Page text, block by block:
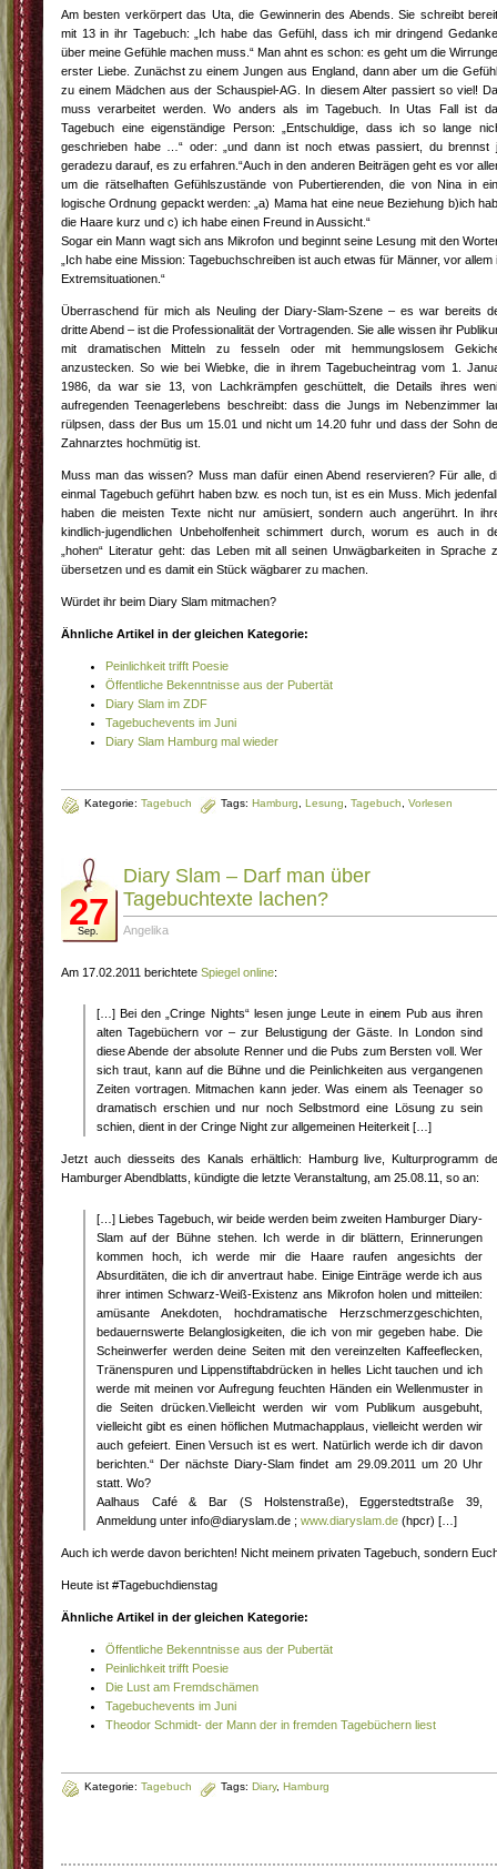
Am besten verkörpert das Uta, die Gewinnerin des Abends. Sie schreibt
mit 13 in ihr Tagebuch: „Ich habe das Gefühl, dass ich mir dringend
über meine Gefühle machen muss.“ Man ahnt es schon: es geht um die
erster Liebe. Zunächst zu einem Jungen aus England, dann aber um die
zu einem Mädchen aus der Schauspiel-AG. In diesem Alter passiert so viel!
muss verarbeitet werden. Wo anders als im Tagebuch. In Utas Fall ist
Tagebuch eine eigenständige Person: „Entschuldige, dass ich so lange
geschrieben habe …“ oder: „und dann ist noch etwas passiert, du brennst
geradezu darauf, es zu erfahren.“Auch in den anderen Beiträgen geht es vor
um die rätselhaften Gefühlszustände von Pubertierenden, die von Nina in
logische Ordnung gepackt werden: „a) Mama hat eine neue Beziehung b)ich
die Haare kurz und c) ich habe einen Freund in Aussicht.“
Sogar ein Mann wagt sich ans Mikrofon und beginnt seine Lesung mit den
„Ich habe eine Mission: Tagebuchschreiben ist auch etwas für Männer, vor allem
Extremsituationen.“
Überraschend für mich als Neuling der Diary-Slam-Szene – es war bereits
dritte Abend – ist die Professionalität der Vortragenden. Sie alle wissen ihr
mit dramatischen Mitteln zu fesseln oder mit hemmungslosem
anzustecken. So wie bei Wiebke, die in ihrem Tagebucheintrag vom 1.
1986, da war sie 13, von Lachkrämpfen geschüttelt, die Details ihres
aufregenden Teenagerlebens beschreibt: dass die Jungs im Nebenzimmer
rülpsen, dass der Bus um 15.01 und nicht um 14.20 fuhr und dass der Sohn
Zahnarztes hochmütig ist.
Muss man das wissen? Muss man dafür einen Abend reservieren? Für alle,
einmal Tagebuch geführt haben bzw. es noch tun, ist es ein Muss. Mich
haben die meisten Texte nicht nur amüsiert, sondern auch angerührt. In
kindlich-jugendlichen Unbeholfenheit schimmert durch, worum es auch in
„hohen“ Literatur geht: das Leben mit all seinen Unwägbarkeiten in Sprache
übersetzen und es damit ein Stück wägbarer zu machen.
Würdet ihr beim Diary Slam mitmachen?
Ähnliche Artikel in der gleichen Kategorie:
Peinlichkeit trifft Poesie
Öffentliche Bekenntnisse aus der Pubertät
Diary Slam im ZDF
Tagebuchevents im Juni
Diary Slam Hamburg mal wieder
Kategorie: Tagebuch Tags: Hamburg Lesung Tagebuch Vorlesen
27
Sep.
Diary Slam – Darf man über
Tagebuchtexte lachen?
Angelika
Am 17.02.2011 berichtete Spiegel online:
[…] Bei den „Cringe Nights“ lesen junge Leute in einem Pub aus ihren
alten Tagebüchern vor – zur Belustigung der Gäste. In London sind
diese Abende der absolute Renner und die Pubs zum Bersten voll. Wer
sich traut, kann auf die Bühne und die Peinlichkeiten aus vergangenen
Zeiten vortragen. Mitmachen kann jeder. Was einem als Teenager so
dramatisch erschien und nur noch Selbstmord eine Lösung zu sein
schien, dient in der Cringe Night zur allgemeinen Heiterkeit […]
Jetzt auch diesseits des Kanals erhältlich: Hamburg live, Kulturprogramm
Hamburger Abendblatts, kündigte die letzte Veranstaltung, am 25.08.11, so an:
[…] Liebes Tagebuch, wir beide werden beim zweiten Hamburger Diary-
Slam auf der Bühne stehen. Ich werde in dir blättern, Erinnerungen
kommen hoch, ich werde mir die Haare raufen angesichts der
Absurditäten, die ich dir anvertraut habe. Einige Einträge werde ich aus
ihrer intimen Schwarz-Weiß-Existenz ans Mikrofon holen und mitteilen:
amüsante Anekdoten, hochdramatische Herzschmerzgeschichten,
bedauernswerte Belanglosigkeiten, die ich von mir gegeben habe. Die
Scheinwerfer werden deine Seiten mit den vereinzelten Kaffeeflecken,
Tränenspuren und Lippenstiftabdrücken in helles Licht tauchen und ich
werde mit meinen vor Aufregung feuchten Händen ein Wellenmuster in
die Seiten drücken.Vielleicht werden wir vom Publikum ausgebuht,
vielleicht gibt es einen höflichen Mutmachapplaus, vielleicht werden wir
auch gefeiert. Einen Versuch ist es wert. Natürlich werde ich dir davon
berichten.“ Der nächste Diary-Slam findet am 29.09.2011 um 20 Uhr
statt. Wo?
Aalhaus Café & Bar (S Holstenstraße), Eggerstedtstraße 39,
Anmeldung unter info@diaryslam.de ; www.diaryslam.de (hpcr) […]
Auch ich werde davon berichten! Nicht meinem privaten Tagebuch, sondern
Heute ist #Tagebuchdienstag
Ähnliche Artikel in der gleichen Kategorie:
Öffentliche Bekenntnisse aus der Pubertät
Peinlichkeit trifft Poesie
Die Lust am Fremdschämen
Tagebuchevents im Juni
Theodor Schmidt- der Mann der in fremden Tagebüchern liest
Kategorie: Tagebuch Tags: Diary, Hamburg